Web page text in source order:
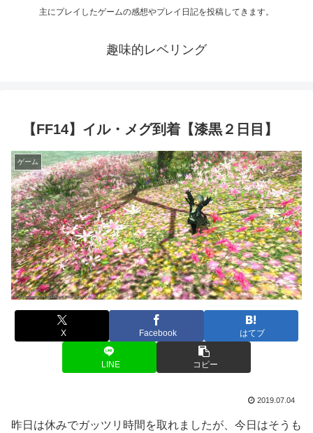
主にプレイしたゲームの感想やプレイ日記を投稿してきます。
趣味的レベリング
【FF14】イル・メグ到着【漆黒２日目】
ゲーム
X Facebook はてブ
LINE コピー
2019.07.04
昨日は休みでガッツリ時間を取れましたが、今日はそうも